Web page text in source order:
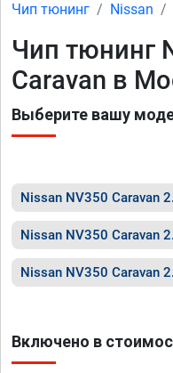
Чип тюнинг Nissan
Чип тюнинг
Caravan в
Выберите вашу
Nissan NV350 Caravan
Nissan NV350 Caravan
Nissan NV350 Caravan
Включено в